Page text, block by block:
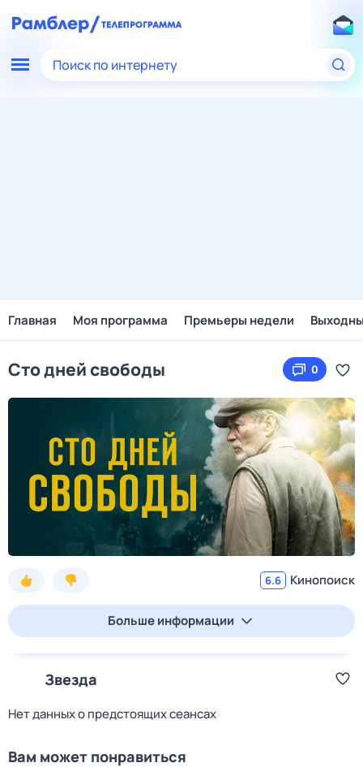
Поиск по интернету
Главная Моя программа Премьеры недели
Сто дней свободы 0
6.6 Кинопоиск
Больше информации
Звезда
Нет данных о предстоящих сеансах
Вам может понравиться